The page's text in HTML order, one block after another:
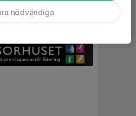
nödvändiga